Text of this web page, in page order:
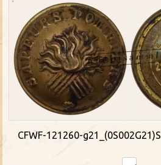
CFWF-121260-g21_(0S002G21)S